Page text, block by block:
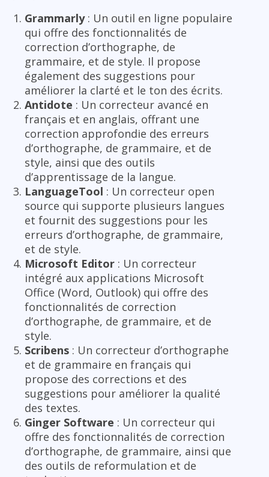
Grammarly: Un outil en ligne populaire
qui offre des fonctionnalités de
correction d’orthographe, de
grammaire, et de style. Il propose
également des suggestions pour
améliorer la clarté et le ton des écrits.
Antidote : Un correcteur avancé en
français et en anglais, offrant une
correction approfondie des erreurs
d’orthographe, de grammaire, et de
style, ainsi que des outils
d’apprentissage de la langue.
LanguageTool : Un correcteur open
source qui supporte plusieurs langues
et fournit des suggestions pour les
erreurs d’orthographe, de grammaire,
et de style.
Microsoft Editor : Un correcteur
intégré aux applications Microsoft
Office (Word, Outlook) qui offre des
fonctionnalités de correction
d’orthographe, de grammaire, et de
style.
Scribens : Un correcteur d’orthographe
et de grammaire en français qui
propose des corrections et des
suggestions pour améliorer la qualité
des textes.
Ginger Software : Un correcteur qui
offre des fonctionnalités de correction
d’orthographe, de grammaire, ainsi que
des outils de reformulation et de